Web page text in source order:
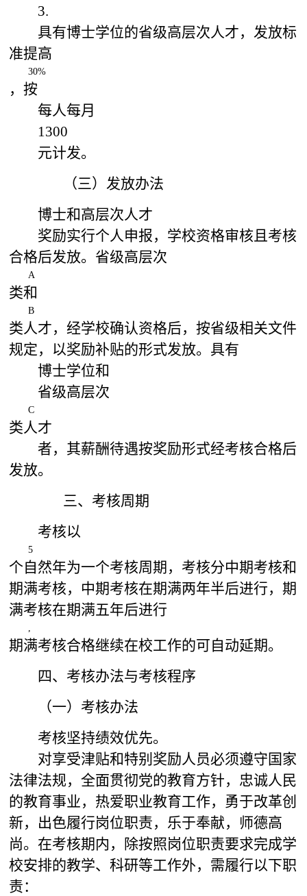
3.
具有博士学位的省级高层次人才，发放标
准提高
30%
，按
每人每月
1300
元计发。
（三）发放办法
博士和高层次人才
奖励实行个人申报，学校资格审核且考核
合格后发放。省级高层次
A
类和
B
类人才，经学校确认资格后，按省级相关文件
规定，以奖励补贴的形式发放。具有
博士学位和
省级高层次
C
类人才
者，其薪酬待遇按奖励形式经考核合格后
发放。
三、考核周期
考核以
5
个自然年为一个考核周期，考核分中期考核和
期满考核，中期考核在期满两年半后进行，期
满考核在期满五年后进行
,
期满考核合格继续在校工作的可自动延期。
四、考核办法与考核程序
（一）考核办法
考核坚持绩效优先。
对享受津贴和特别奖励人员必须遵守国家
法律法规，全面贯彻党的教育方针，忠诚人民
的教育事业，热爱职业教育工作，勇于改革创
新，出色履行岗位职责，乐于奉献，师德高
尚。在考核期内，除按照岗位职责要求完成学
校安排的教学、科研等工作外，需履行以下职
责：